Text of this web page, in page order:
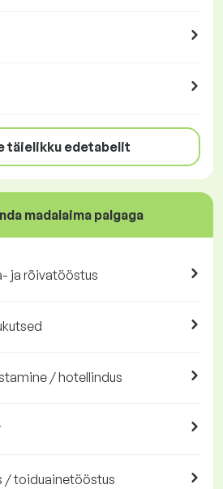
täielikku edetabelit
madalaima palgaga
ja rõivatööstus
/ hotellindus
/ toiduainetööstus